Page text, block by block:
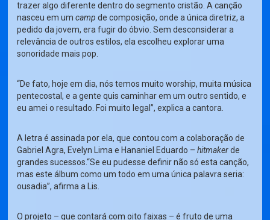
trazer algo diferente dentro do segmento cristão. A canção
nasceu em umcamp de composição, onde a única diretriz, a
pedido da jovem, era fugir do óbvio. Sem desconsiderar a
relevância de outros estilos, ela escolheu explorar uma
sonoridade mais pop.
“De fato, hoje em dia, nós temos muito worship, muita música
pentecostal, e a gente quis caminhar em um outro sentido, e
eu amei o resultado. Foi muito legal”, explica a cantora.
A letra é assinada por ela, que contou com a colaboração de
Gabriel Agra, Evelyn Lima e Hananiel Eduardo –hitmakerde
grandes sucessos.“Se eu pudesse definir não só esta canção,
mas este álbum como um todo em uma única palavra seria:
ousadia”, afirma a Lis.
O projeto – que contará com oito faixas – é fruto de uma